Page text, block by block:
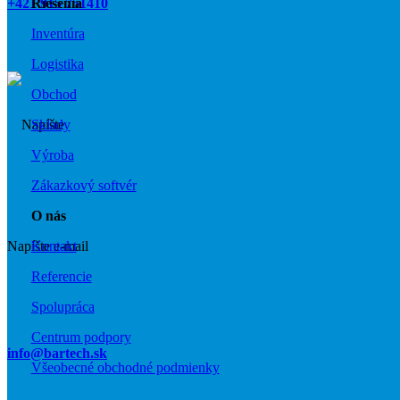
+421 915 751410
Napíšte e-mail
info@bartech.sk
Riešenia
Inventúra
Logistika
Obchod
Sklady
Výroba
Zákazkový softvér
O nás
Kontakt
Referencie
Spolupráca
Centrum podpory
Všeobecné obchodné podmienky